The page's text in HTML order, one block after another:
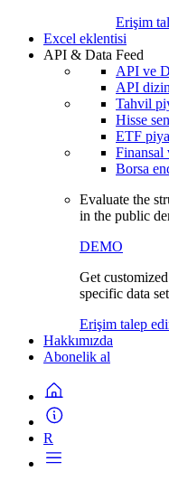
Erişim
Excel eklentisi
API & Data Feed
API ve
API
Tahvil
Hisse
ETF
Finansal
Borsa
Evaluate the
in the public
DEMO
Get
specific data
Erişim talep
Hakkımızda
Abonelik al
R